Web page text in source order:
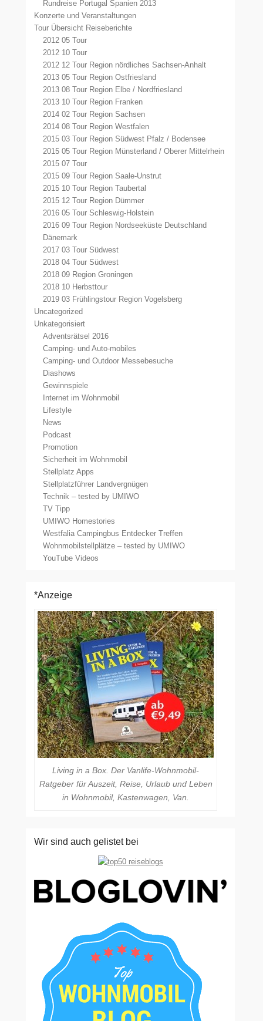
Rundreise Portugal Spanien 2013
Konzerte und Veranstaltungen
Tour Übersicht Reiseberichte
2012 05 Tour
2012 10 Tour
2012 12 Tour Region nördliches Sachsen-Anhalt
2013 05 Tour Region Ostfriesland
2013 08 Tour Region Elbe / Nordfriesland
2013 10 Tour Region Franken
2014 02 Tour Region Sachsen
2014 08 Tour Region Westfalen
2015 03 Tour Region Südwest Pfalz / Bodensee
2015 05 Tour Region Münsterland / Oberer Mittelrhein
2015 07 Tour
2015 09 Tour Region Saale-Unstrut
2015 10 Tour Region Taubertal
2015 12 Tour Region Dümmer
2016 05 Tour Schleswig-Holstein
2016 09 Tour Region Nordseeküste Deutschland
Dänemark
2017 03 Tour Südwest
2018 04 Tour Südwest
2018 09 Region Groningen
2018 10 Herbsttour
2019 03 Frühlingstour Region Vogelsberg
Uncategorized
Unkategorisiert
Adventsrätsel 2016
Camping- und Auto-mobiles
Camping- und Outdoor Messebesuche
Diashows
Gewinnspiele
Internet im Wohnmobil
Lifestyle
News
Podcast
Promotion
Sicherheit im Wohnmobil
Stellplatz Apps
Stellplatzführer Landvergnügen
Technik – tested by UMIWO
TV Tipp
UMIWO Homestories
Westfalia Campingbus Entdecker Treffen
Wohnmobilstellplätze – tested by UMIWO
YouTube Videos
*Anzeige
Living in a Box. Der Vanlife-Wohnmobil-
Ratgeber für Auszeit, Reise, Urlaub und Leben
in Wohnmobil, Kastenwagen, Van.
Wir sind auch gelistet bei